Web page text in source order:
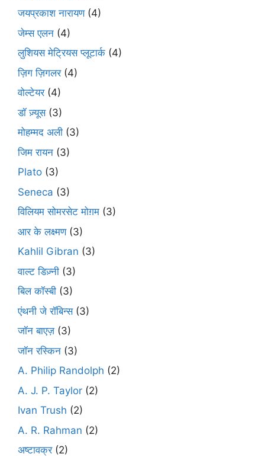
जयप्रकाश नारायण(4)
जेम्स एलन (4)
लुशियस मेट्रियस प्लूटार्क (4)
ज़िग ज़िगलर(4)
वोल्टेयर(4)
डॉ ज़्यूस(3)
मोहम्मद अली (3)
जिम रायन (3)
Plato (3)
Seneca (3)
विलियम सोमरसेट मोग़म (3)
आर के लक्ष्मण(3)
Kahlil Gibran (3)
वाल्ट डिज़्नी (3)
बिल कॉस्बी (3)
एंथनी जे रॉबिन्स(3)
जॉन बाएज़ (3)
जॉन रस्किन (3)
A. Philip Randolph (2)
A. J. P. Taylor (2)
Ivan Trush (2)
A. R. Rahman (2)
अष्टावक्र(2)